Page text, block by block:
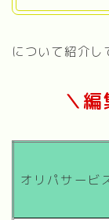
について紹介し
＼
オリパサービ